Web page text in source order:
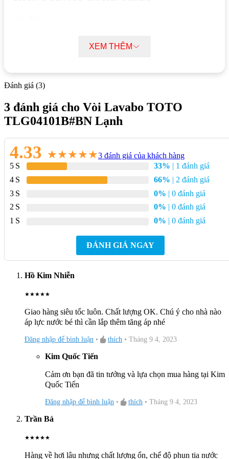
Vòi Lavabo TOTO TLG04101B#PBR Lạnh
tốt nhất cho người dùng.
Thông số cơ bản của Vòi Lavabo TOTO
Thiết kế: Sang trọng, hiện đại
XEM THÊM
Đánh giá (3)
3 đánh giá cho Vòi Lavabo TOTO
TLG04101B#BN Lạnh
4.33 ★★★★★3 đánh giá của khách hàng
5
33% | 1 đánh giá
4
66% | 2 đánh giá
3
0% | 0 đánh giá
2
0% | 0 đánh giá
1
0% | 0 đánh giá
ĐÁNH GIÁ NGAY
Hồ Kim Nhiễn
★★★★★
Giao hàng siêu tốc luôn. Chất lượng OK. Chú ý cho nhà nào
áp lực nước bé thì cần lắp thêm tăng áp nhé
Đăng nhập để bình luận • thích • Tháng 9 4, 2023
Kim Quốc Tiến
Cảm ơn bạn đã tin tưởng và lựa chọn mua hàng tại Kim
Quốc Tiến
Đăng nhập để bình luận • thích • Tháng 9 4, 2023
Trần Bá
★★★★★
Hàng về hơi lâu nhưng chất lượng ổn, chế độ phun tia nước